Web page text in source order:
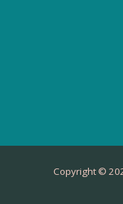
Copyright ©